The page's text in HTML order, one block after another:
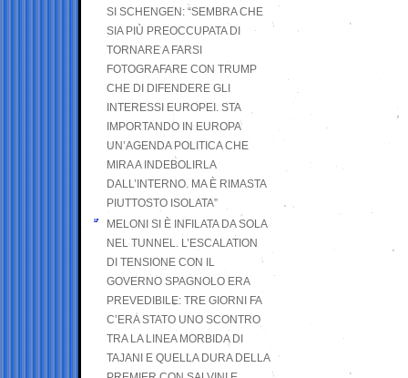
SI SCHENGEN: “SEMBRA CHE
SIA PIÙ PREOCCUPATA DI
TORNARE A FARSI
FOTOGRAFARE CON TRUMP
CHE DI DIFENDERE GLI
INTERESSI EUROPEI. STA
IMPORTANDO IN EUROPA
UN’AGENDA POLITICA CHE
MIRA A INDEBOLIRLA
DALL’INTERNO. MA È RIMASTA
PIUTTOSTO ISOLATA”
MELONI SI È INFILATA DA SOLA
NEL TUNNEL. L’ESCALATION
DI TENSIONE CON IL
GOVERNO SPAGNOLO ERA
PREVEDIBILE: TRE GIORNI FA
C’ERA STATO UNO SCONTRO
TRA LA LINEA MORBIDA DI
TAJANI E QUELLA DURA DELLA